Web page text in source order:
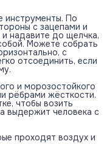
инструменты. По
с зацепами и
надавите до щелчка,
Можете собрать
с
отсоединить, если
и морозостойкого
рёбрами жёсткости.
чтобы возить
выдержит человека с
проходят воздух и